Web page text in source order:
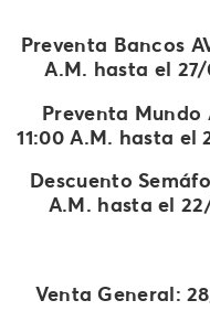
Preventa Bancos
A.M. hasta el
Preventa
11:00 A.M. hasta el
Descuento
A.M. hasta el
Venta General: